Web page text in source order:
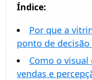
Índice:
Por que a
ponto de
Como o
vendas e